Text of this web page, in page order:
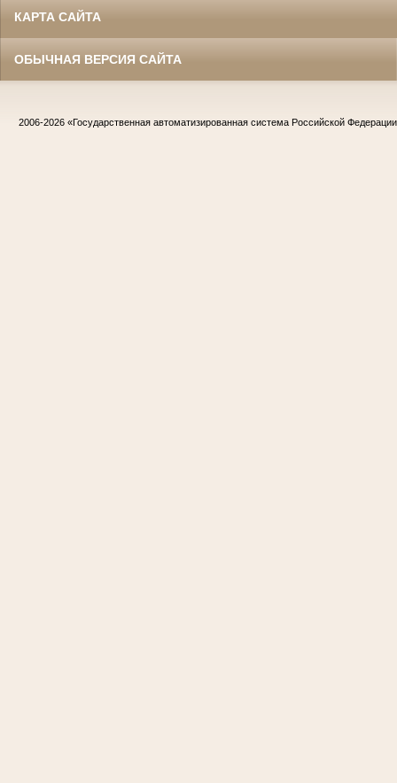
КАРТА САЙТА
ОБЫЧНАЯ ВЕРСИЯ САЙТА
2006-2026 «Государственная автоматизированная система Российской